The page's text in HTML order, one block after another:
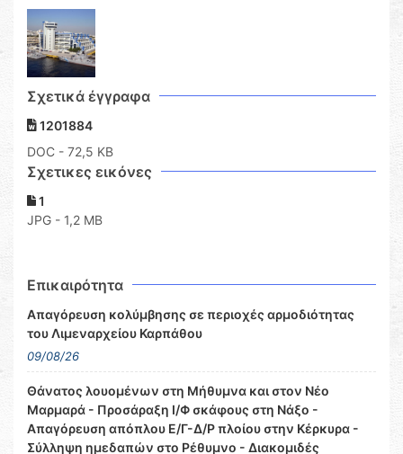
Σχετικά έγγραφα
1201884
DOC - 72,5 KB
Σχετικες εικόνες
1
JPG - 1,2 MB
Επικαιρότητα
Απαγόρευση κολύμβησης σε περιοχές αρμοδιότητας
του Λιμεναρχείου Καρπάθου
09/08/26
Θάνατος λουομένων στη Μήθυμνα και στον Νέο
Μαρμαρά - Προσάραξη Ι/Φ σκάφους στη Νάξο -
Απαγόρευση απόπλου Ε/Γ-Δ/Ρ πλοίου στην Κέρκυρα -
Σύλληψη ημεδαπών στο Ρέθυμνο - Διακομιδές